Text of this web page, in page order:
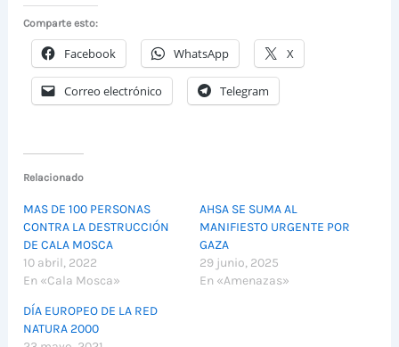
Comparte esto:
Facebook WhatsApp X
Correo electrónico Telegram
Relacionado
MAS DE 100 PERSONAS
CONTRA LA DESTRUCCIÓN
DE CALA MOSCA
10 abril, 2022
En «Cala Mosca»
AHSA SE SUMA AL
MANIFIESTO URGENTE POR
GAZA
29 junio, 2025
En «Amenazas»
DÍA EUROPEO DE LA RED
NATURA 2000